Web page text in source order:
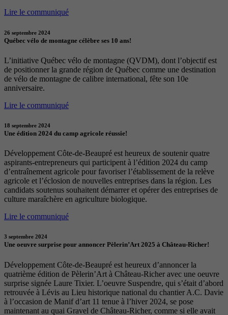
Lire le communiqué
26 septembre 2024
Québec vélo de montagne célèbre ses 10 ans!
L’initiative Québec vélo de montagne (QVDM), dont l’objectif est
de positionner la grande région de Québec comme une destination
de vélo de montagne de calibre international, fête son 10e
anniversaire.
Lire le communiqué
18 septembre 2024
Une édition 2024 du camp agricole réussie!
Développement Côte-de-Beaupré est heureux de soutenir quatre
aspirants-entrepreneurs qui participent à l’édition 2024 du camp
d’entraînement agricole pour favoriser l’établissement de la relève
agricole et l’éclosion de nouvelles entreprises dans la région. Les
candidats soutenus souhaitent démarrer et opérer des entreprises de
culture maraîchère en agriculture biologique.
Lire le communiqué
3 septembre 2024
Une oeuvre surprise pour annoncer Pèlerin’Art 2025 à Château-Richer!
Développement Côte-de-Beaupré est heureux d’annoncer la
quatrième édition de Pèlerin’Art à Château-Richer avec une oeuvre
surprise signée Laure Tixier. L’oeuvre Suspendre, qui s’était d’abord
retrouvée à Lévis au Lieu historique national du chantier A.C. Davie
à l’occasion de Manif d’art 11 tenue à l’hiver 2024, se pose
maintenant au quai Gravel de Château-Richer, comme si elle avait